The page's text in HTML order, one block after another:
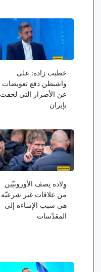
خطیب زاده: على
واشنطن دفع تعویضات
عن الأضرار التی لحقت
بإیران
وِلاده نِصف الأوروبیّین
من علاقات غیر شرعیّه
هی سبب الإساءه إلى
المقدّسات